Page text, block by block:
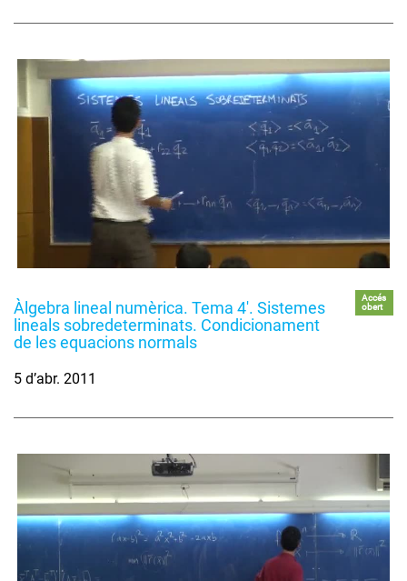
Àlgebra lineal numèrica. Tema 4'. Sistemes
lineals sobredeterminats. Condicionament
de les equacions normals
Accés
obert
5 d’abr. 2011